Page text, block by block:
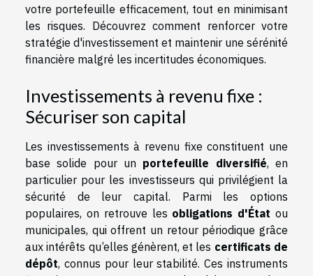
votre portefeuille efficacement, tout en minimisant
les risques. Découvrez comment renforcer votre
stratégie d'investissement et maintenir une sérénité
financière malgré les incertitudes économiques.
Investissements à revenu fixe :
Sécuriser son capital
Les investissements à revenu fixe constituent une
base solide pour un portefeuille diversifié, en
particulier pour les investisseurs qui privilégient la
sécurité de leur capital. Parmi les options
populaires, on retrouve les obligations d'État ou
municipales, qui offrent un retour périodique grâce
aux intérêts qu’elles génèrent, et les certificats de
dépôt, connus pour leur stabilité. Ces instruments